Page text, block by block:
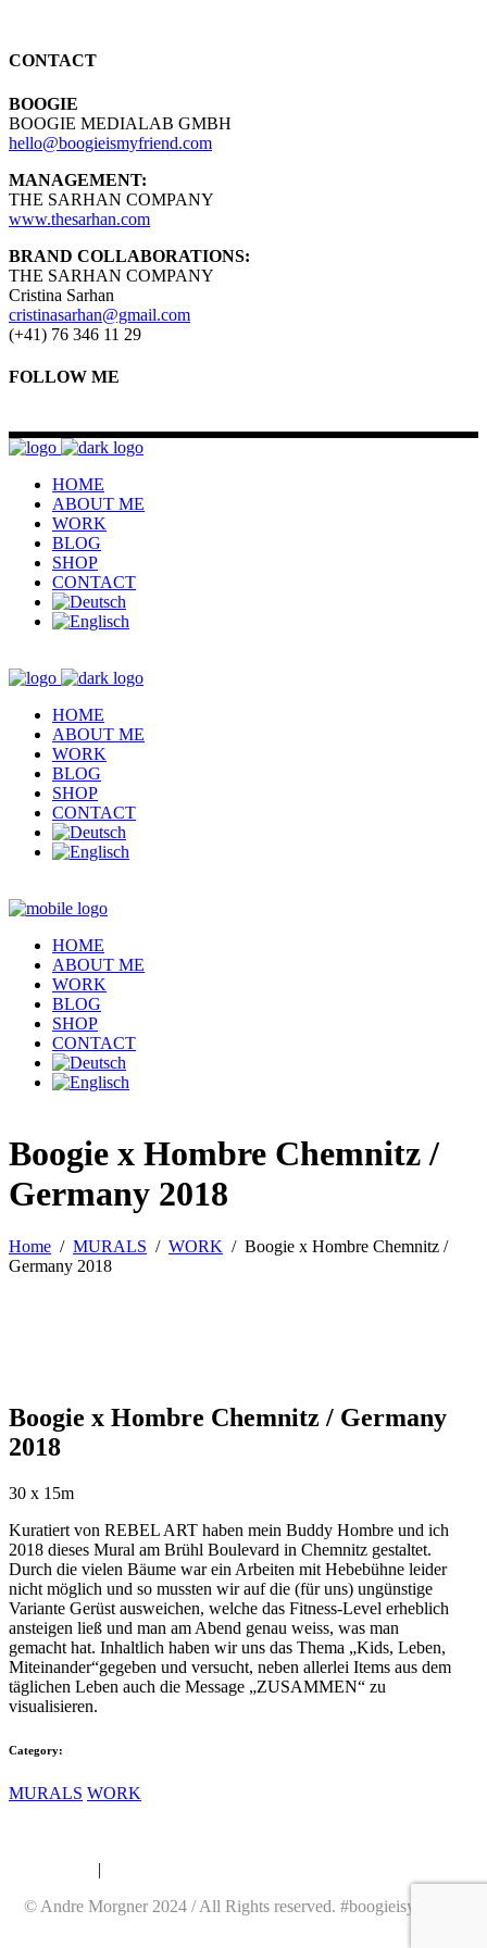
CONTACT
BOOGIE
BOOGIE MEDIALAB GMBH
hello@boogieismyfriend.com
MANAGEMENT:
THE SARHAN COMPANY
www.thesarhan.com
BRAND COLLABORATIONS:
THE SARHAN COMPANY
Cristina Sarhan
cristinasarhan@gmail.com
(+41) 76 346 11 29
FOLLOW ME
HOME
ABOUT ME
WORK
BLOG
SHOP
CONTACT
HOME
ABOUT ME
WORK
BLOG
SHOP
CONTACT
HOME
ABOUT ME
WORK
BLOG
SHOP
CONTACT
Boogie x Hombre Chemnitz /
Germany 2018
Home / MURALS / WORK / Boogie x Hombre Chemnitz /
Germany 2018
Boogie x Hombre Chemnitz / Germany
2018
30 x 15m
Kuratiert von REBEL ART haben mein Buddy Hombre und ich
2018 dieses Mural am Brühl Boulevard in Chemnitz gestaltet.
Durch die vielen Bäume war ein Arbeiten mit Hebebühne leider
nicht möglich und so mussten wir auf die (für uns) ungünstige
Variante Gerüst ausweichen, welche das Fitness-Level erheblich
ansteigen ließ und man am Abend genau weiss, was man
gemacht hat. Inhaltlich haben wir uns das Thema „Kids, Leben,
Miteinander“gegeben und versucht, neben allerlei Items aus dem
täglichen Leben auch die Message „ZUSAMMEN“ zu
visualisieren.
Category:
MURALS WORK
|
© Andre Morgner 2024 / All Rights reserved. #boogieisyourfriend